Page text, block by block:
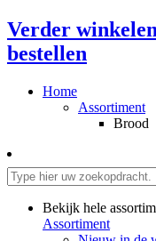
Verder winkelen
bestellen
Home
Assortiment
Brood
Bekijk hele
Assortiment